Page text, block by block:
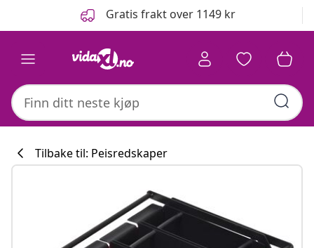
Gratis frakt over 1149 kr
Tilbake til: Peisredskaper